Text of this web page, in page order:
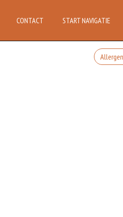
CONTACT START NAVIGATIE